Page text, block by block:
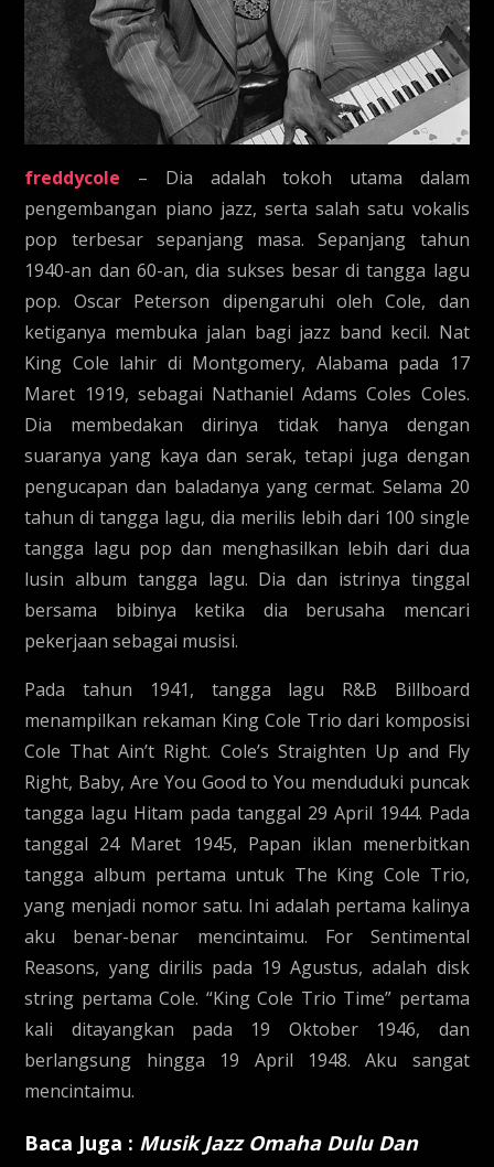
freddycole – Dia adalah tokoh utama dalam
pengembangan piano jazz, serta salah satu vokalis
pop terbesar sepanjang masa. Sepanjang tahun
1940-an dan 60-an, dia sukses besar di tangga lagu
pop. Oscar Peterson dipengaruhi oleh Cole, dan
ketiganya membuka jalan bagi jazz band kecil. Nat
King Cole lahir di Montgomery, Alabama pada 17
Maret 1919, sebagai Nathaniel Adams Coles Coles.
Dia membedakan dirinya tidak hanya dengan
suaranya yang kaya dan serak, tetapi juga dengan
pengucapan dan baladanya yang cermat. Selama 20
tahun di tangga lagu, dia merilis lebih dari 100 single
tangga lagu pop dan menghasilkan lebih dari dua
lusin album tangga lagu. Dia dan istrinya tinggal
bersama bibinya ketika dia berusaha mencari
pekerjaan sebagai musisi.
Pada tahun 1941, tangga lagu R&B Billboard
menampilkan rekaman King Cole Trio dari komposisi
Cole That Ain’t Right. Cole’s Straighten Up and Fly
Right, Baby, Are You Good to You menduduki puncak
tangga lagu Hitam pada tanggal 29 April 1944. Pada
tanggal 24 Maret 1945, Papan iklan menerbitkan
tangga album pertama untuk The King Cole Trio,
yang menjadi nomor satu. Ini adalah pertama kalinya
aku benar-benar mencintaimu. For Sentimental
Reasons, yang dirilis pada 19 Agustus, adalah disk
string pertama Cole. “King Cole Trio Time” pertama
kali ditayangkan pada 19 Oktober 1946, dan
berlangsung hingga 19 April 1948. Aku sangat
mencintaimu.
Baca Juga : Musik Jazz Omaha Dulu Dan